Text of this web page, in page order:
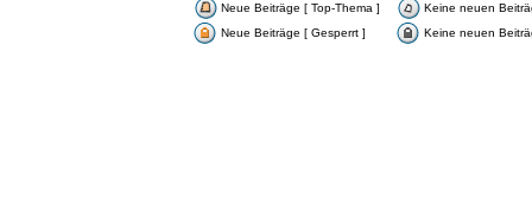
Neue Beiträge [ Top-Thema ]
Keine neuen
Neue Beiträge [ Gesperrt ]
Keine neuen